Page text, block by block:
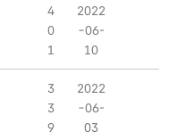
4
0
1
2022
-06-
10
3
3
9
2022
-06-
03